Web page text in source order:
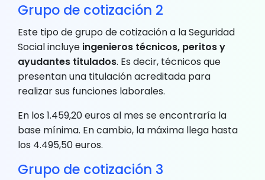
Grupo de cotización 2
Este tipo de grupo de cotización a la Seguridad
Social incluye ingenieros técnicos, peritos y
ayudantes titulados. Es decir, técnicos que
presentan una titulación acreditada para
realizar sus funciones laborales.
En los 1.459,20 euros al mes se encontraría la
base mínima. En cambio, la máxima llega hasta
los 4.495,50 euros.
Grupo de cotización 3